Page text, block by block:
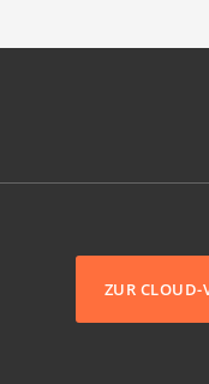
ZUR CLOUD-